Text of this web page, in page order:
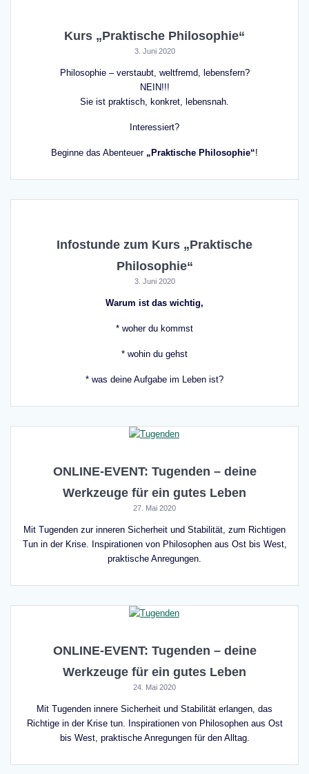
Kurs „Praktische Philosophie“
3. Juni 2020
Philosophie – verstaubt, weltfremd, lebensfern?
NEIN!!!
Sie ist praktisch, konkret, lebensnah.
Interessiert?
Beginne das Abenteuer „Praktische Philosophie“!
Infostunde zum Kurs „Praktische
Philosophie“
3. Juni 2020
Warum ist das wichtig,
* woher du kommst
* wohin du gehst
* was deine Aufgabe im Leben ist?
ONLINE-EVENT: Tugenden – deine
Werkzeuge für ein gutes Leben
27. Mai 2020
Mit Tugenden zur inneren Sicherheit und Stabilität, zum Richtigen
Tun in der Krise. Inspirationen von Philosophen aus Ost bis West,
praktische Anregungen.
ONLINE-EVENT: Tugenden – deine
Werkzeuge für ein gutes Leben
24. Mai 2020
Mit Tugenden innere Sicherheit und Stabilität erlangen, das
Richtige in der Krise tun. Inspirationen von Philosophen aus Ost
bis West, praktische Anregungen für den Alltag.